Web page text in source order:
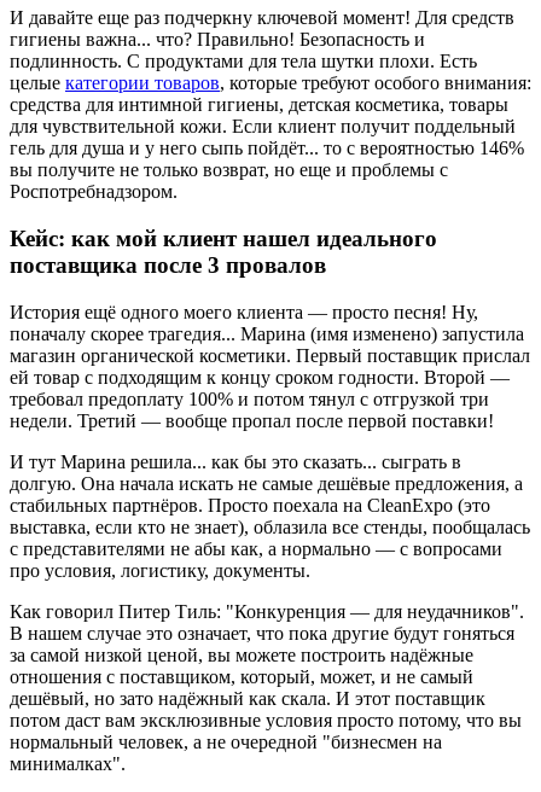
И давайте еще раз подчеркну ключевой момент! Для средств
гигиены важна... что? Правильно! Безопасность и
подлинность. С продуктами для тела шутки плохи. Есть
целые категории товаров, которые требуют особого внимания:
средства для интимной гигиены, детская косметика, товары
для чувствительной кожи. Если клиент получит поддельный
гель для душа и у него сыпь пойдёт... то с вероятностью 146%
вы получите не только возврат, но еще и проблемы с
Роспотребнадзором.
Кейс: как мой клиент нашел идеального
поставщика после 3 провалов
История ещё одного моего клиента — просто песня! Ну,
поначалу скорее трагедия... Марина (имя изменено) запустила
магазин органической косметики. Первый поставщик прислал
ей товар с подходящим к концу сроком годности. Второй —
требовал предоплату 100% и потом тянул с отгрузкой три
недели. Третий — вообще пропал после первой поставки!
И тут Марина решила... как бы это сказать... сыграть в
долгую. Она начала искать не самые дешёвые предложения, а
стабильных партнёров. Просто поехала на CleanExpo (это
выставка, если кто не знает), облазила все стенды, пообщалась
с представителями не абы как, а нормально — с вопросами
про условия, логистику, документы.
Как говорил Питер Тиль: "Конкуренция — для неудачников".
В нашем случае это означает, что пока другие будут гоняться
за самой низкой ценой, вы можете построить надёжные
отношения с поставщиком, который, может, и не самый
дешёвый, но зато надёжный как скала. И этот поставщик
потом даст вам эксклюзивные условия просто потому, что вы
нормальный человек, а не очередной "бизнесмен на
минималках".